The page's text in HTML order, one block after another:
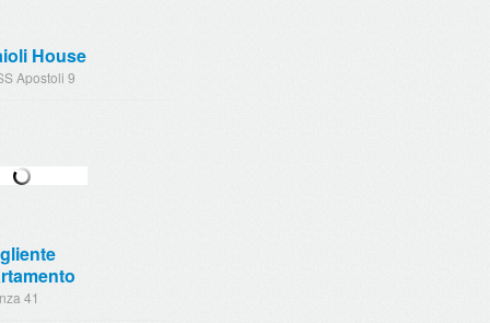
House
Apostoli 9
41